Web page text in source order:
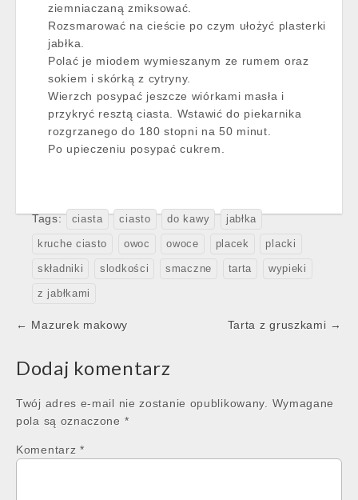
ziemniaczaną zmiksować.
Rozsmarować na cieście po czym ułożyć plasterki
jabłka.
Polać je miodem wymieszanym ze rumem oraz
sokiem i skórką z cytryny.
Wierzch posypać jeszcze wiórkami masła i
przykryć resztą ciasta. Wstawić do piekarnika
rozgrzanego do 180 stopni na 50 minut.
Po upieczeniu posypać cukrem.
Tags: ciasta ciasto do kawy jabłka
kruche ciasto owoc owoce placek placki
składniki slodkości smaczne tarta wypieki
z jabłkami
Post
← Mazurek makowy Tarta z gruszkami →
Dodaj komentarz
Twój adres e-mail nie zostanie opublikowany.
Wymagane
pola są oznaczone *
Komentarz *